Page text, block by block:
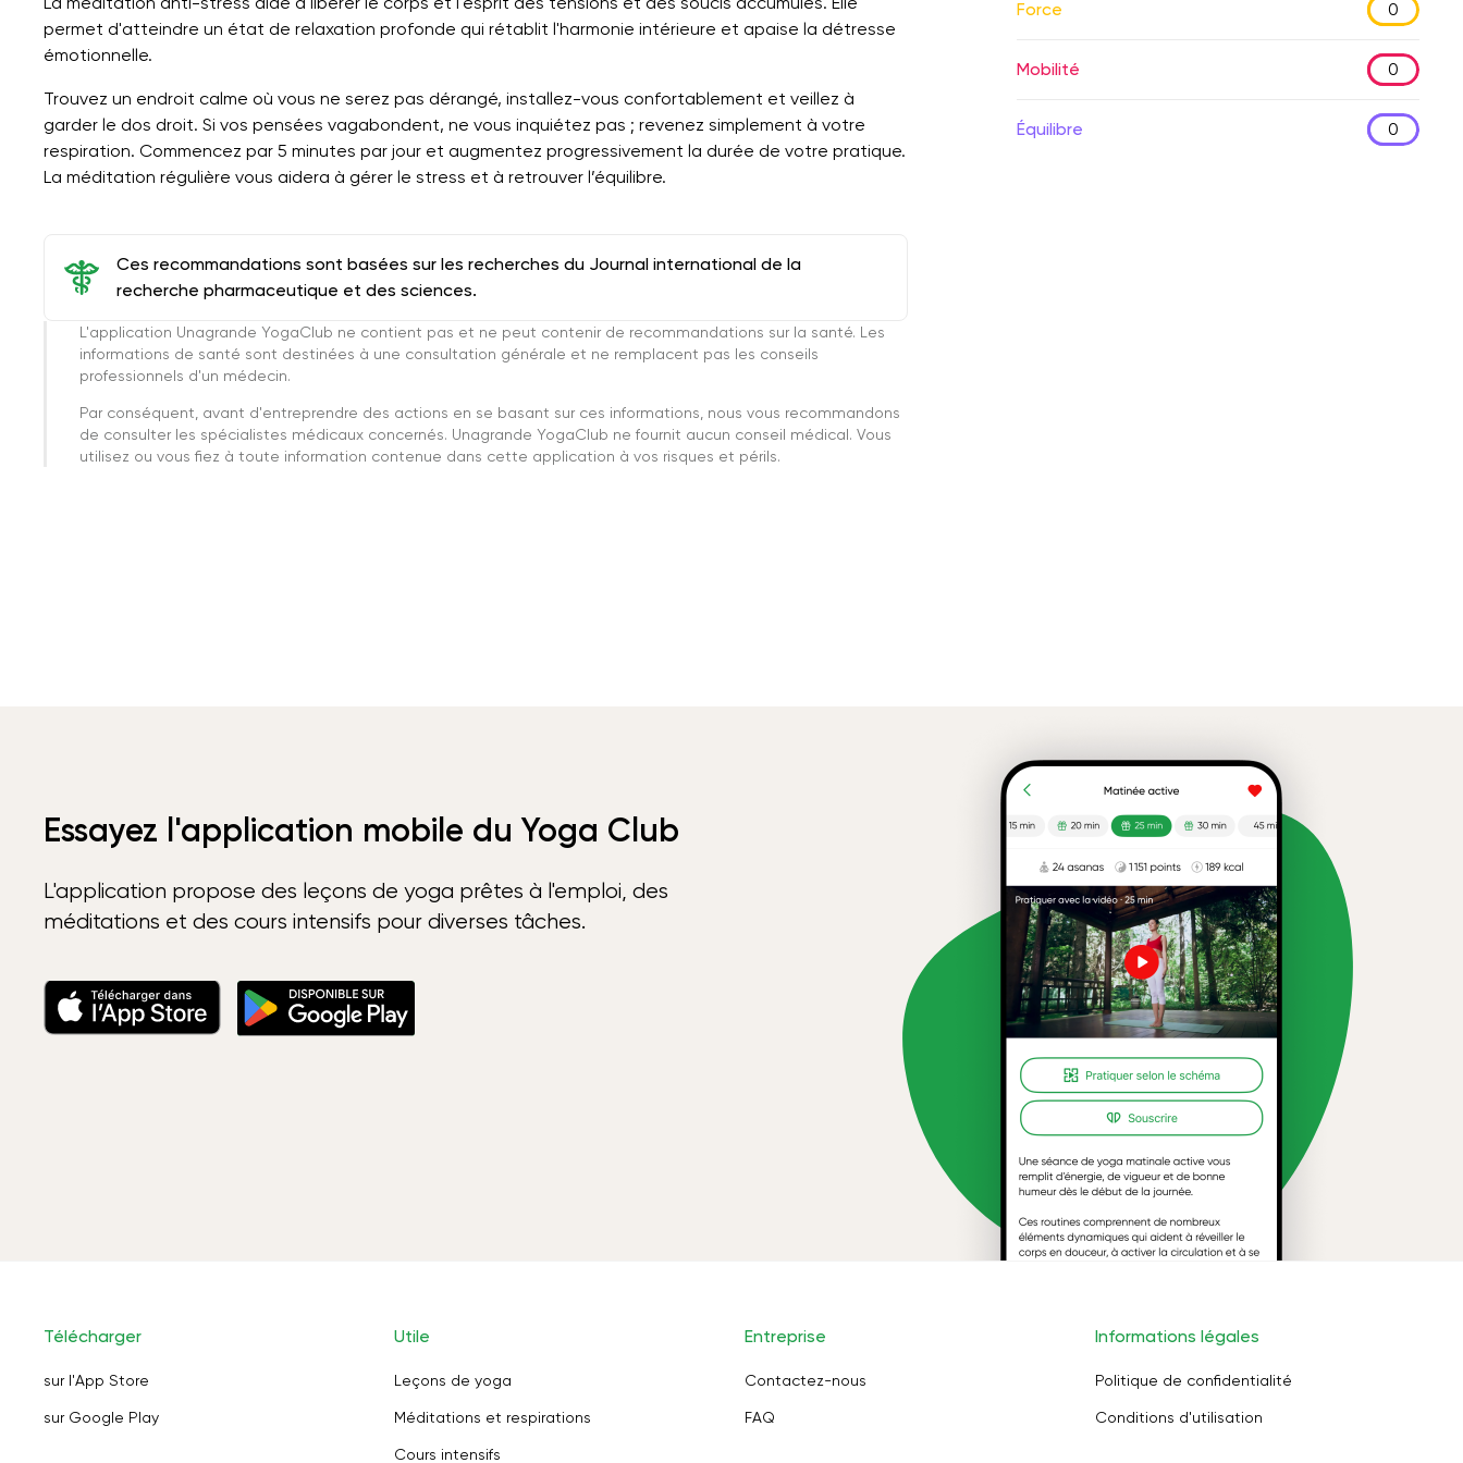
permet d'atteindre un état de relaxation profonde qui rétablit l'harmonie intérieure et apaise la détresse
émotionnelle.
Trouvez un endroit calme où vous ne serez pas dérangé, installez-vous confortablement et veillez à
garder le dos droit. Si vos pensées vagabondent, ne vous inquiétez pas ; revenez simplement à votre
respiration. Commencez par 5 minutes par jour et augmentez progressivement la durée de votre pratique.
La méditation régulière vous aidera à gérer le stress et à retrouver l’équilibre.
Ces recommandations sont basées sur les recherches du Journal international de la
recherche pharmaceutique et des sciences.
L'application Unagrande YogaClub ne contient pas et ne peut contenir de recommandations sur la santé. Les
informations de santé sont destinées à une consultation générale et ne remplacent pas les conseils
professionnels d'un médecin.
Par conséquent, avant d'entreprendre des actions en se basant sur ces informations, nous vous recommandons
de consulter les spécialistes médicaux concernés. Unagrande YogaClub ne fournit aucun conseil médical. Vous
utilisez ou vous fiez à toute information contenue dans cette application à vos risques et périls.
Force 0
Mobilité 0
Équilibre 0
Essayez l'application mobile du Yoga Club
L'application propose des leçons de yoga prêtes à l'emploi, des
méditations et des cours intensifs pour diverses tâches.
Télécharger
sur l'App Store
sur Google Play
Utile
Leçons de yoga
Méditations et respirations
Cours intensifs
Entreprise
Contactez-nous
FAQ
Informations légales
Politique de confidentialité
Conditions d'utilisation